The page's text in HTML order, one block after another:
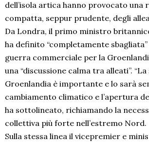
dell’isola artica hanno provocato una
compatta, seppur prudente, degli
Da Londra, il primo ministro
ha definito “completamente sbagliata”
guerra commerciale per la
una “discussione calma tra alleati”.
Groenlandia è importante e lo sarà
cambiamento climatico e l’apertura
ha sottolineato, richiamando la
collettiva più forte nell’estremo Nord.
Sulla stessa linea il vicepremier e